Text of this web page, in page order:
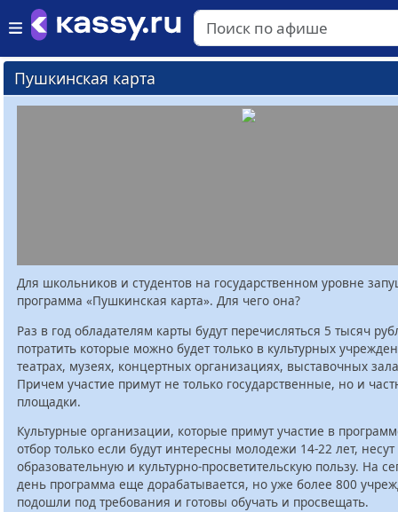
Пушкинская карта
Для школьников и студентов на государственном уровне
программа «Пушкинская карта». Для чего она?
Раз в год обладателям карты будут перечисляться 5 тысяч
потратить которые можно будет только в культурных
театрах, музеях, концертных организациях, выставочных
Причем участие примут не только государственные, но и
площадки.
Культурные организации, которые примут участие в
отбор только если будут интересны молодежи 14-22 лет,
образовательную и культурно-просветительскую пользу. На
день программа еще дорабатывается, но уже более 800
подошли под требования и готовы обучать и просвещать.